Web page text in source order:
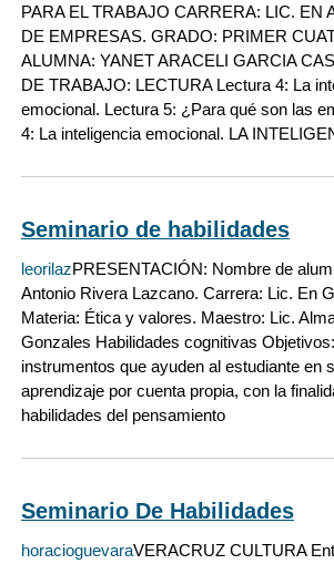
PARA EL TRABAJO CARRERA: LIC. EN
DE EMPRESAS. GRADO: PRIMER
ALUMNA: YANET ARACELI GARCIA
DE TRABAJO: LECTURA Lectura 4: La
emocional. Lectura 5: ¿Para qué son las
4: La inteligencia emocional. LA
Seminario de habilidades
leorilazPRESENTACIÓN: Nombre de
Antonio Rivera Lazcano. Carrera: Lic. En
Materia: Ética y valores. Maestro: Lic.
Gonzales Habilidades cognitivas
instrumentos que ayuden al estudiante en
aprendizaje por cuenta propia, con la
habilidades del pensamiento
Seminario De Habilidades
horacioguevaraVERACRUZ CULTURA